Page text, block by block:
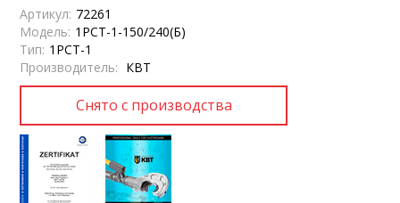
Артикул: 72261
Модель: 1РСТ-1-150/240(Б)
Тип: 1РСТ-1
Производитель: КВТ